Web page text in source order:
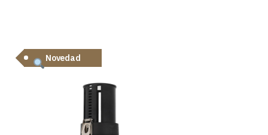
Novedad